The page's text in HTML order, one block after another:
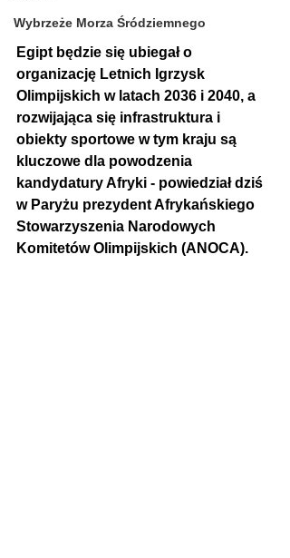
Wybrzeże Morza Śródziemnego
Egipt będzie się ubiegał o
organizację Letnich Igrzysk
Olimpijskich w latach 2036 i 2040, a
rozwijająca się infrastruktura i
obiekty sportowe w tym kraju są
kluczowe dla powodzenia
kandydatury Afryki - powiedział dziś
w Paryżu prezydent Afrykańskiego
Stowarzyszenia Narodowych
Komitetów Olimpijskich (ANOCA).